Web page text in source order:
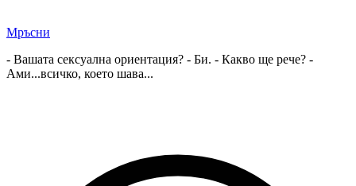
Мръсни
- Вашата сексуална ориентация? - Би. - Какво ще рече? -
Ами...всичко, което шава...